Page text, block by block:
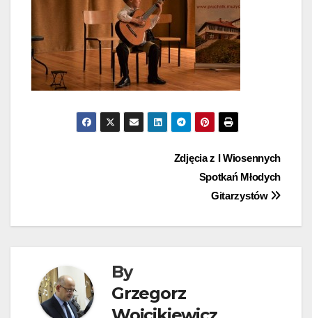
Zdjęcia z I Wiosennych
Spotkań Młodych
Gitarzystów
By
Grzegorz